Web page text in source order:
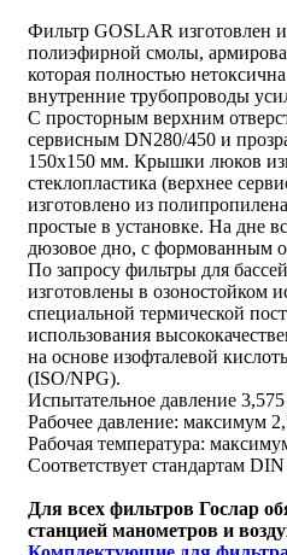
Фильтр GOSLAR изготовлен
полиэфирной смолы,
которая полностью
внутренние трубопроводы
С просторным верхним
сервисным DN280/450 и
150х150 мм. Крышки люков
стеклопластика (верхнее
изготовлено из
простые в установке. На дне
дюзовое дно, с формованным
По запросу фильтры для
изготовлены в озоностойком
специальной термической
использования
на основе изофталевой
(ISO/NPG).
Испытательное давление 3,575
Рабочее давление: максимум
Рабочая температура:
Соответствует стандартам
Для всех фильтров Гослар
станцией манометров и